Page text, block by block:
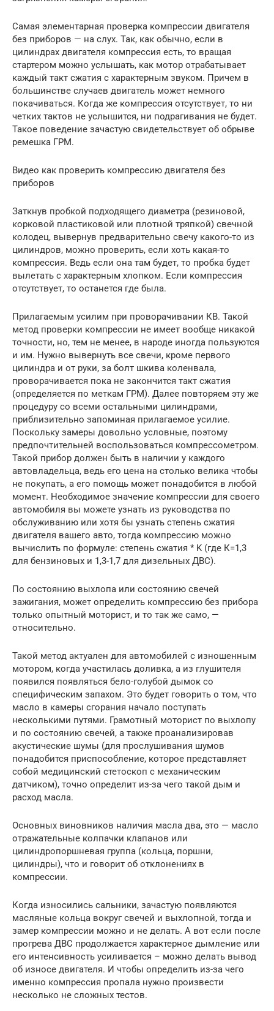
Самая элементарная проверка компрессии двигателя
без приборов — на слух. Так, как обычно, если в
цилиндрах двигателя компрессия есть, то вращая
стартером можно услышать, как мотор отрабатывает
каждый такт сжатия с характерным звуком. Причем в
большинстве случаев двигатель может немного
покачиваться. Когда же компрессия отсутствует, то ни
четких тактов не услышится, ни подрагивания не будет.
Такое поведение зачастую свидетельствует об обрыве
ремешка ГРМ.
Видео как проверить компрессию двигателя без
приборов
Заткнув пробкой подходящего диаметра (резиновой,
корковой пластиковой или плотной тряпкой) свечной
колодец, вывернув предварительно свечу какого-то из
цилиндров, можно проверить, если хоть какая-то
компрессия. Ведь если она там будет, то пробка будет
вылетать с характерным хлопком. Если компрессия
отсутствует, то останется где была.
Прилагаемым усилим при проворачивании КВ. Такой
метод проверки компрессии не имеет вообще никакой
точности, но, тем не менее, в народе иногда пользуются
и им. Нужно вывернуть все свечи, кроме первого
цилиндра и от руки, за болт шкива коленвала,
проворачивается пока не закончится такт сжатия
(определяется по меткам ГРМ). Далее повторяем эту же
процедуру со всеми остальными цилиндрами,
приблизительно запоминая прилагаемое усилие.
Поскольку замеры довольно условные, поэтому
предпочтительней воспользоваться компрессометром.
Такой прибор должен быть в наличии у каждого
автовладельца, ведь его цена на столько велика чтобы
не покупать, а его помощь может понадобится в любой
момент. Необходимое значение компрессии для своего
автомобиля вы можете узнать из руководства по
обслуживанию или хотя бы узнать степень сжатия
двигателя вашего авто, тогда компрессию можно
вычислить по формуле: степень сжатия * K (где К=1,3
для бензиновых и 1,3-1,7 для дизельных ДВС).
По состоянию выхлопа или состоянию свечей
зажигания, может определить компрессию без прибора
только опытный моторист, и то так же само, —
относительно.
Такой метод актуален для автомобилей с изношенным
мотором, когда участилась доливка, а из глушителя
появился появляться бело-голубой дымок со
специфическим запахом. Это будет говорить о том, что
масло в камеры сгорания начало поступать
несколькими путями. Грамотный моторист по выхлопу
и по состоянию свечей, а также проанализировав
акустические шумы (для прослушивания шумов
понадобится приспособление, которое представляет
собой медицинский стетоскоп с механическим
датчиком), точно определит из-за чего такой дым и
расход масла.
Основных виновников наличия масла два, это — масло
отражательные колпачки клапанов или
цилиндропоршневая группа (кольца, поршни,
цилиндры), что и говорит об отклонениях в
компрессии.
Когда износились сальники, зачастую появляются
масляные кольца вокруг свечей и выхлопной, тогда и
замер компрессии можно и не делать. А вот если после
прогрева ДВС продолжается характерное дымление или
его интенсивность усиливается – можно делать вывод
об износе двигателя. И чтобы определить из-за чего
именно компрессия пропала нужно произвести
несколько не сложных тестов.